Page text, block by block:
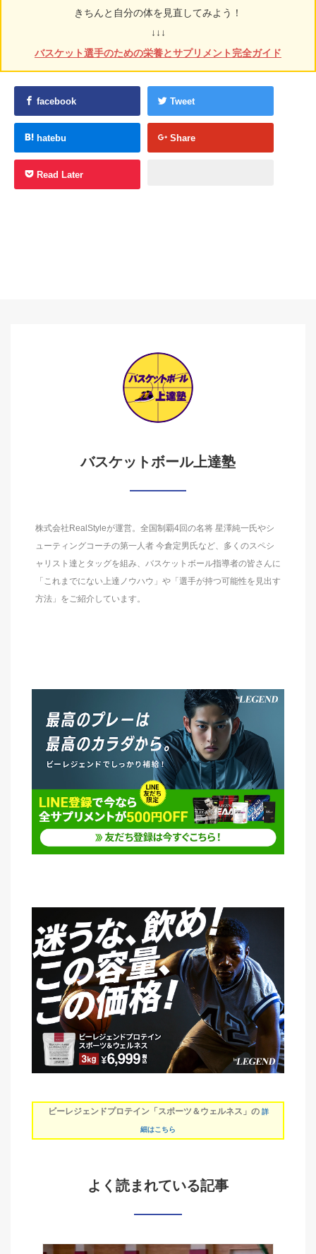
きちんと自分の体を見直してみよう！
↓↓↓
バスケット選手のための栄養とサプリメント完全ガイド
facebook Tweet
hatebu Share
Read Later
バスケットボール上達塾
株式会社RealStyleが運営。全国制覇4回の名将 星澤純一氏やシ
ューティングコーチの第一人者 今倉定男氏など、多くのスペシ
ャリスト達とタッグを組み、バスケットボール指導者の皆さんに
「これまでにない上達ノウハウ」や「選手が持つ可能性を見出す
方法」をご紹介しています。
ビーレジェンドプロテイン「スポーツ＆ウェルネス」の 詳
細はこちら
よく読まれている記事